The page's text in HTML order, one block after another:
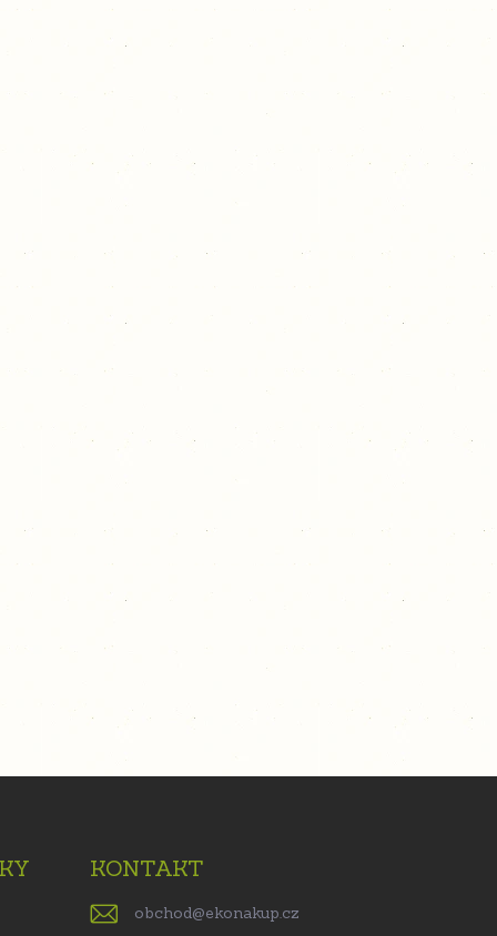
KONTAKT
obchod@ekonakup.cz